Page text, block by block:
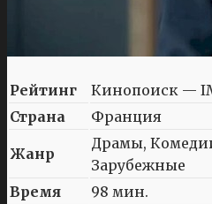
Рейтинг Кинопоиск —
Страна
Франция
Жанр
Драмы,
Зарубежные
Время
98 мин.